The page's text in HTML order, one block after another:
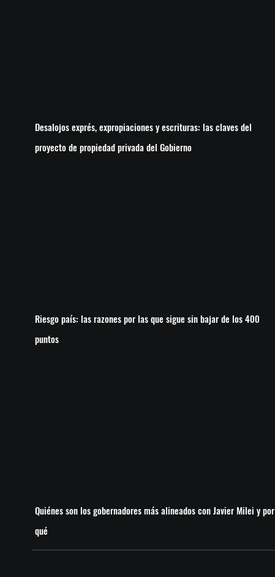
Desalojos exprés, expropiaciones y escrituras: las claves del
proyecto de propiedad privada del Gobierno
Riesgo país: las razones por las que sigue sin bajar de los 400
puntos
Quiénes son los gobernadores más alineados con Javier Milei y por
qué